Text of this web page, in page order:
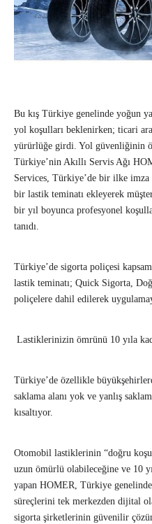
Bu kış Türkiye genelinde yoğun
yol koşulları beklenirken; ticari
yürürlüğe girdi. Yol güvenliğinin
Türkiye’nin Akıllı Servis Ağı
Services, Türkiye’de bir ilke
bir lastik teminatı ekleyerek
bir yıl boyunca profesyonel
tanıdı.
Türkiye’de sigorta poliçesi
lastik teminatı; Quick Sigorta,
poliçelere dahil edilerek
Lastiklerinizin ömrünü 10 yıla
Türkiye’de özellikle
saklama alanı yok ve yanlış
kısaltıyor.
Otomobil lastiklerinin “doğru
uzun ömürlü olabileceğine ve 10
yapan HOMER, Türkiye
süreçlerini tek merkezden dijital
sigorta şirketlerinin güvenilir